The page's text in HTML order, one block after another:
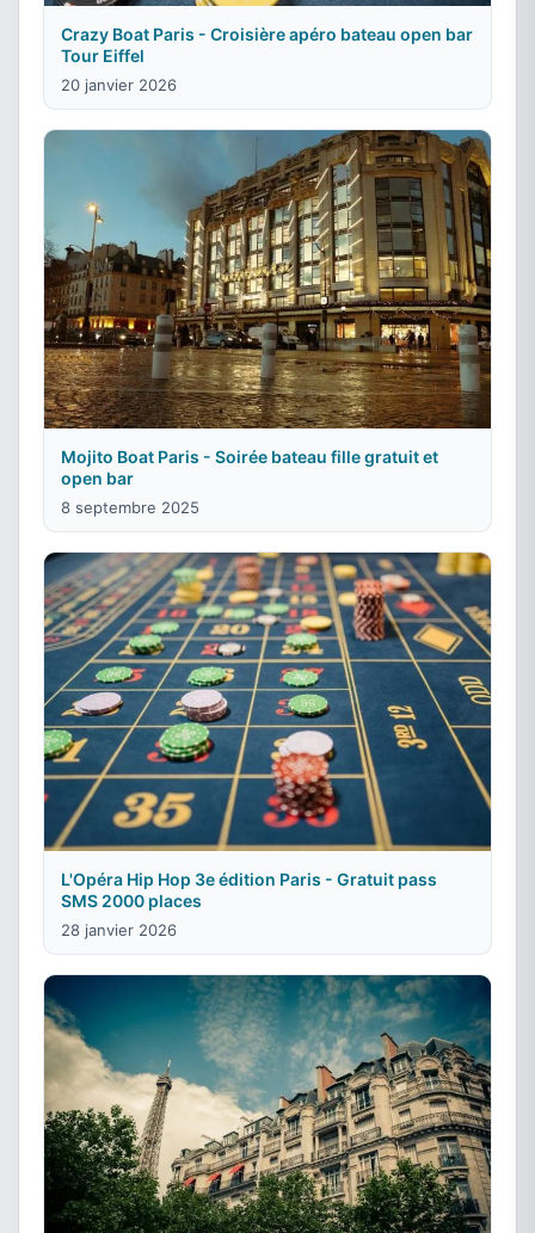
Crazy Boat Paris - Croisière apéro bateau open bar
Tour Eiffel
20 janvier 2026
Mojito Boat Paris - Soirée bateau fille gratuit et
open bar
8 septembre 2025
L'Opéra Hip Hop 3e édition Paris - Gratuit pass
SMS 2000 places
28 janvier 2026